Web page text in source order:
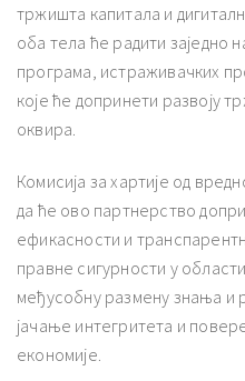
тржишта капитала и
оба тела ће радити заједно
програма, истраживачких
које ће допринети развоју
оквира.
Комисија за хартије од
да ће ово партнерство
ефикасности и
правне сигурности у
међусобну размену знања и
јачање интегритета и
економије.